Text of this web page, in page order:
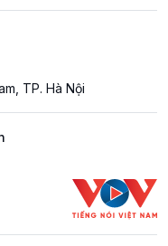
TP. Hà Nội